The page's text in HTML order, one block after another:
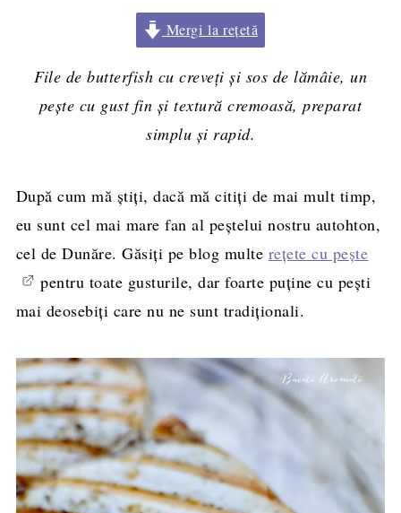
Mergi la rețetă
File de butterfish cu creveţi şi sos de lămâie, un
pește cu gust fin și textură cremoasă, preparat
simplu și rapid.
După cum mă ştiţi, dacă mă citiţi de mai mult timp,
eu sunt cel mai mare fan al peştelui nostru autohton,
cel de Dunăre. Găsiţi pe blog multe reţete cu peşte
pentru toate gusturile, dar foarte puţine cu peşti
mai deosebiţi care nu ne sunt tradiţionali.